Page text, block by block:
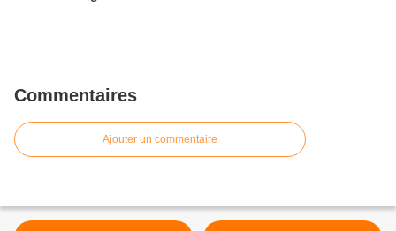
Commentaires
Ajouter un commentaire